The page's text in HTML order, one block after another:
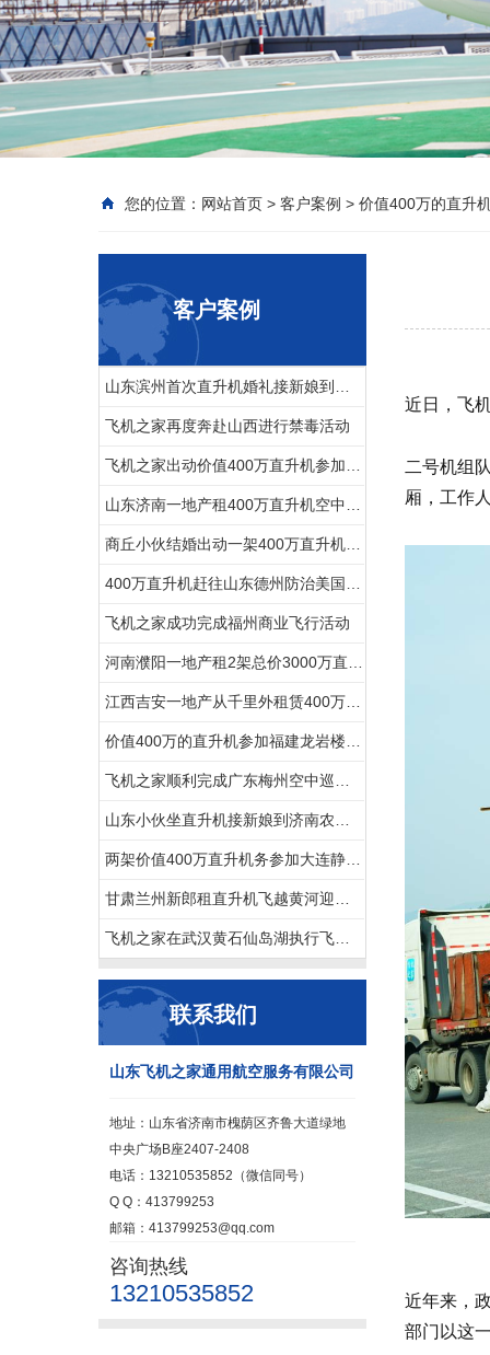
您的位置： 网站首页 > 客户案例 > 价值400万的直升
客户案例
飞机之家再度奔赴山西进行禁毒活动
飞机之家成功完成福州商业飞行活动
联系我们
山东飞机之家通用航空服务有限公司
地址：山东省济南市槐荫区齐鲁大道绿地
中央广场B座2407-2408
电话：13210535852（微信同号）
Q Q：413799253
邮箱：413799253@qq.com
咨询热线
13210535852
近日，飞
二号机组
厢，工作
近年来，
部门以这